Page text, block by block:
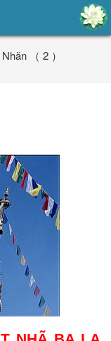
（ 2 ）